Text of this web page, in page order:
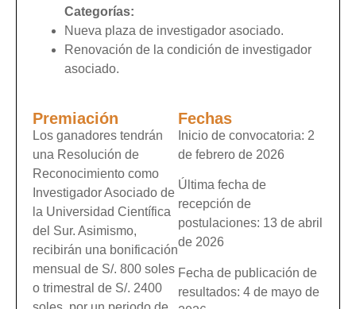
Categorías:
Nueva plaza de investigador asociado.
Renovación de la condición de investigador
asociado.
Premiación
Los ganadores tendrán
una Resolución de
Reconocimiento como
Investigador Asociado de
la Universidad Científica
del Sur. Asimismo,
recibirán una bonificación
mensual de S/. 800 soles
o trimestral de S/. 2400
Fechas
Inicio de convocatoria: 2
de febrero de 2026
Última fecha de
recepción de
postulaciones: 13 de abril
de 2026
Fecha de publicación de
resultados: 4 de mayo de